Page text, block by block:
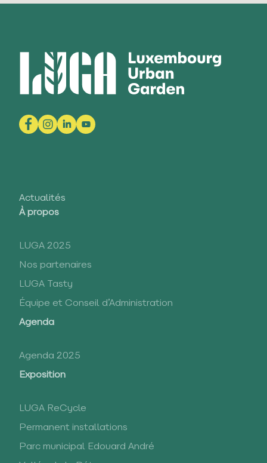
Actualités
À propos
LUGA 2025
Nos partenaires
LUGA Tasty
Équipe et Conseil d’Administration
Agenda
Agenda 2025
Exposition
LUGA ReCycle
Permanent installations
Parc municipal Edouard André